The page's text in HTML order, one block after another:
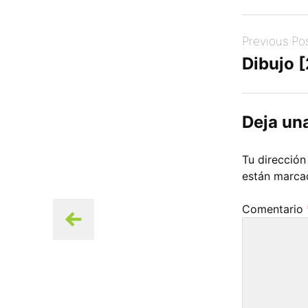
Previous
Dibujo
Deja
Tu
están
Comentario